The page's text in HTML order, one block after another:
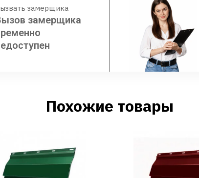
замерщика
замерщика
Похожие товары